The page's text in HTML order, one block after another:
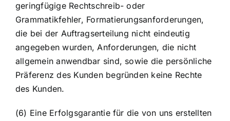
geringfügige Rechtschreib- oder
Grammatikfehler, Formatierungsanforderungen,
die bei der Auftragserteilung nicht eindeutig
angegeben wurden, Anforderungen, die nicht
allgemein anwendbar sind, sowie die persönliche
Präferenz des Kunden begründen keine Rechte
des Kunden.
(6) Eine Erfolgsgarantie für die von uns erstellten